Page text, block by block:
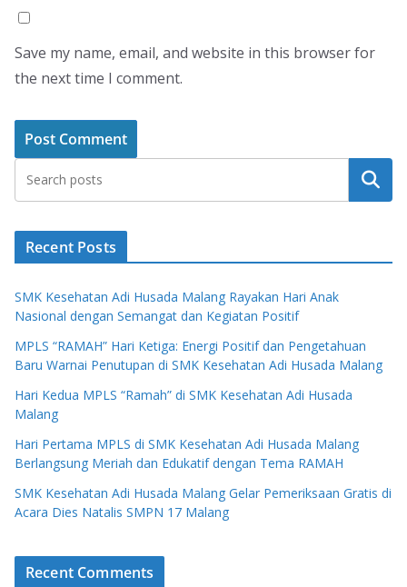
Save my name, email, and website in this browser for
the next time I comment.
Search
Recent Posts
SMK Kesehatan Adi Husada Malang Rayakan Hari Anak
Nasional dengan Semangat dan Kegiatan Positif
MPLS “RAMAH” Hari Ketiga: Energi Positif dan Pengetahuan
Baru Warnai Penutupan di SMK Kesehatan Adi Husada Malang
Hari Kedua MPLS “Ramah” di SMK Kesehatan Adi Husada
Malang
Hari Pertama MPLS di SMK Kesehatan Adi Husada Malang
Berlangsung Meriah dan Edukatif dengan Tema RAMAH
SMK Kesehatan Adi Husada Malang Gelar Pemeriksaan Gratis di
Acara Dies Natalis SMPN 17 Malang
Recent Comments